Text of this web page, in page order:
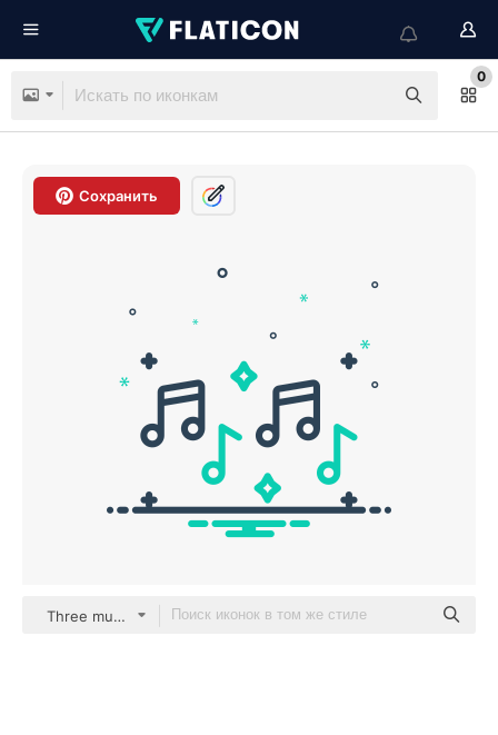
0
Сохранить
Three musketeers outline